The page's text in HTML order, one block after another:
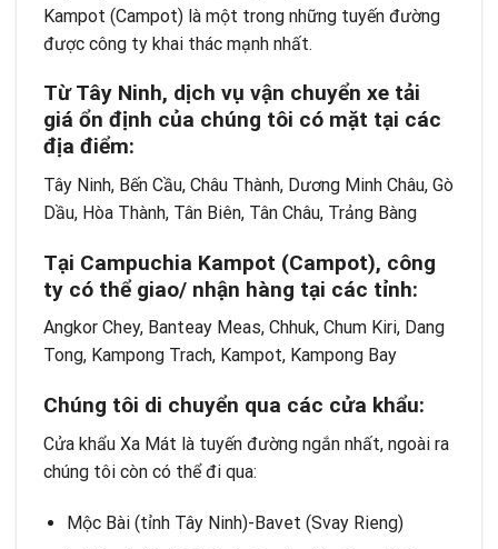
Kampot (Campot) là một trong những tuyến đường
được công ty khai thác mạnh nhất.
Từ Tây Ninh, dịch vụ vận chuyển xe tải
giá ổn định của chúng tôi có mặt tại các
địa điểm:
Tây Ninh, Bến Cầu, Châu Thành, Dương Minh Châu, Gò
Dầu, Hòa Thành, Tân Biên, Tân Châu, Trảng Bàng
Tại Campuchia Kampot (Campot), công
ty có thể giao/ nhận hàng tại các tỉnh:
Angkor Chey, Banteay Meas, Chhuk, Chum Kiri, Dang
Tong, Kampong Trach, Kampot, Kampong Bay
Chúng tôi di chuyển qua các cửa khẩu:
Cửa khẩu Xa Mát là tuyến đường ngắn nhất, ngoài ra
chúng tôi còn có thể đi qua:
Mộc Bài (tỉnh Tây Ninh)-Bavet (Svay Rieng)